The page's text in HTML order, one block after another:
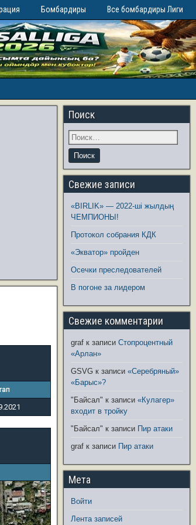
Бомбардиры Все бомбардиры Лиги
Поиск
Свежие записи
«BIRLIK» — 2022-ші жылдың
ЧЕМПИОНЫ!
Протокол собрания КДК
«Экватор» пройден
Осечки преследователей
В погоне за лидером
Свежие комментарии
graf к записиСтопроцентный
«Арлан»
GSVG к записи«Серебряный»
«Барыс»?
"Байсал" к записи«Кулагер»
входит в тройку
"Байсал" к записи Пир атаки
graf к записи Пир атаки
Мета
Войти
Лента записей